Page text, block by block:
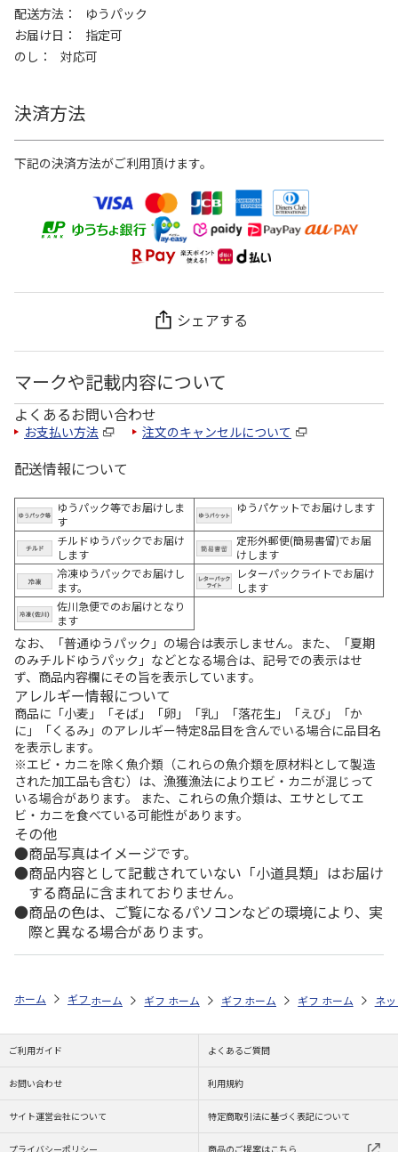
配送方法
ゆうパック
お届け日
指定可
のし
対応可
決済方法
下記の決済方法がご利用頂けます。
シェアする
マークや記載内容について
よくあるお問い合わせ
お支払い方法 注文のキャンセルについて
配送情報について
ゆうパック等でお届けしま
す
ゆうパケットでお届けします
チルドゆうパックでお届け
します
定形外郵便(簡易書留)でお届
けします
冷凍ゆうパックでお届けし
ます。
レターパックライトでお届け
します
佐川急便でのお届けとなり
ます
なお、「普通ゆうパック」の場合は表示しません。また、「夏期
のみチルドゆうパック」などとなる場合は、記号での表示はせ
ず、商品内容欄にその旨を表示しています。
アレルギー情報について
商品に「小麦」「そば」「卵」「乳」「落花生」「えび」「か
に」「くるみ」のアレルギー特定8品目を含んでいる場合に品目名
を表示します。
※エビ・カニを除く魚介類（これらの魚介類を原材料として製造
された加工品も含む）は、漁獲漁法によりエビ・カニが混じって
いる場合があります。 また、これらの魚介類は、エサとしてエ
ビ・カニを食べている可能性があります。
その他
商品写真はイメージです。
商品内容として記載されていない「小道具類」はお届け
する商品に含まれておりません。
商品の色は、ご覧になるパソコンなどの環境により、実
際と異なる場合があります。
ホーム ギフト通販 内祝い・お返し 結婚内祝い リラホーム フェ
ホーム ギフト通販 内祝い・お返し 結婚内祝い
ホーム ギフト通販 内祝い・お返し
ホーム ギフト通販 内
ホーム ネ
ご利用ガイド よくあるご質問
お問い合わせ 利用規約
サイト運営会社について 特定商取引法に基づく表記について
プライバシーポリシー 商品のご提案はこちら